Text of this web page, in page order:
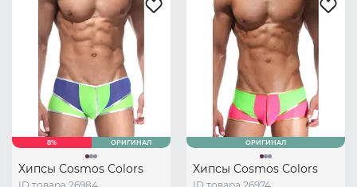
8% ОРИГИНАЛ
Хипсы Cosmos Colors
ОРИГИНАЛ
Хипсы Cosmos Colors